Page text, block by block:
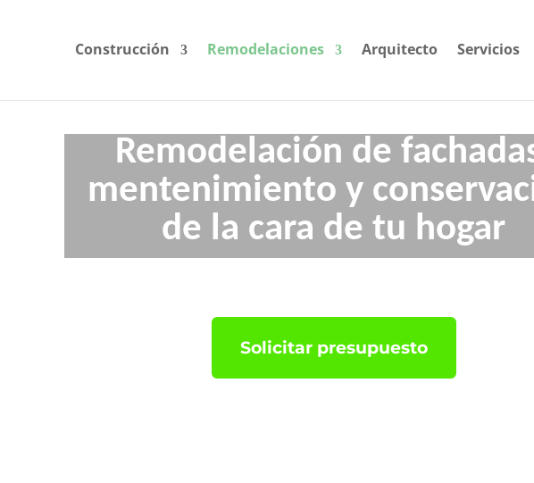
Construcción Remodelaciones Arquitecto Servicios
Remodelación de
mentenimiento y
de la cara de tu hogar
Solicitar presupuesto